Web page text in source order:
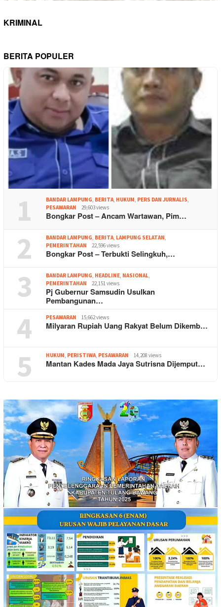
KRIMINAL
BERITA POPULER
1 BANDAR LAMPUNG, BERITA, HUKUM, PERS DAN JURNALIS,
PESAWARAN
29,603 views
Bongkar Post – Ancam Wartawan, Pim…
2 BANDAR LAMPUNG, BERITA, LAMPUNG SELATAN,
PEMERINTAHAN
22,596 views
Bongkar Post – Terbukti Selingkuh,…
3 BANDAR LAMPUNG, HEADLINE, NASIONAL,
PEMERINTAHAN
22,151 views
Pj Gubernur Samsudin Usulkan
Pembangunan…
4 PESAWARAN 15,662 views
Milyaran Rupiah Uang Rakyat Belum Dikemb…
5 HUKUM, PERISTIWA, PESAWARAN 14,208 views
Mantan Kades Mada Jaya Sutrisna Dijemput…